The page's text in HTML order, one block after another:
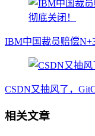
IBM中国裁员赔偿
CSDN又抽风了，
相关文章